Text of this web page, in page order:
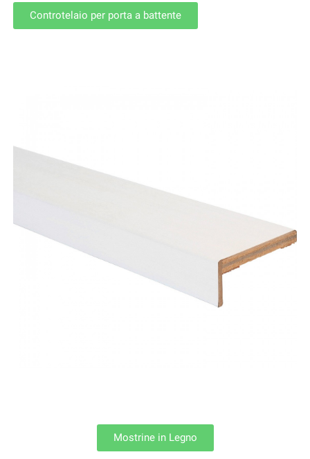
Controtelaio per porta a battente
Mostrine in Legno